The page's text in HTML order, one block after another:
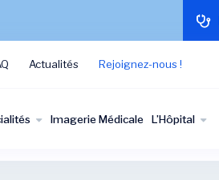
Actualités Rejoignez-nous !
Imagerie Médicale L’Hôpital